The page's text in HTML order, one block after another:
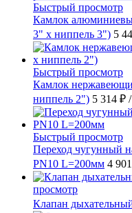
Быстрый просмотр
Камлок
3" х ниппель 3") 5
Быстрый просмотр
Камлок
ниппель 2") 5 314 ₽
Быстрый просмотр
Переход чугунный
PN10 L=200мм 4
просмотр
Клапан